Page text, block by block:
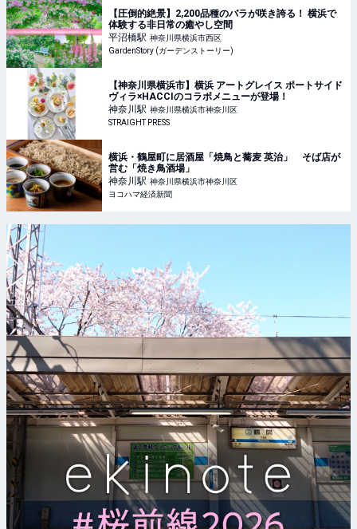
【圧倒的絶景】2,200品種のバラが咲き誇る！ 横浜で
体験する非日常の癒やし空間
平沼橋駅 神奈川県横浜市西区
GardenStory (ガーデンストーリー)
【神奈川県横浜市】横浜 アートグレイス ポートサイド
ヴィラ×HACCIのコラボメニューが登場！
神奈川駅 神奈川県横浜市神奈川区
STRAIGHT PRESS
横浜・鶴屋町に居酒屋「焼鳥と蕎麦 英治」 そば店が
営む「焼き鳥酒場」
神奈川駅 神奈川県横浜市神奈川区
ヨコハマ経済新聞